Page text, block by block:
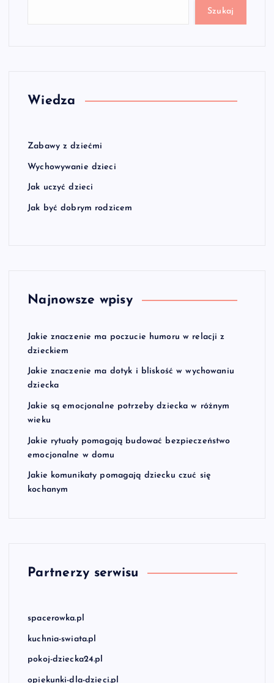
Szukaj
Wiedza
Zabawy z dziećmi
Wychowywanie dzieci
Jak uczyć dzieci
Jak być dobrym rodzicem
Najnowsze wpisy
Jakie znaczenie ma poczucie humoru w relacji z
dzieckiem
Jakie znaczenie ma dotyk i bliskość w wychowaniu
dziecka
Jakie są emocjonalne potrzeby dziecka w różnym
wieku
Jakie rytuały pomagają budować bezpieczeństwo
emocjonalne w domu
Jakie komunikaty pomagają dziecku czuć się
kochanym
Partnerzy serwisu
spacerowka.pl
kuchnia-swiata.pl
pokoj-dziecka24.pl
opiekunki-dla-dzieci.pl